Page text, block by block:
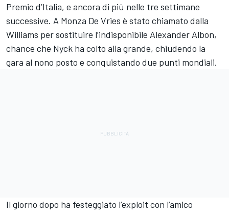
Premio d’Italia, e ancora di più nelle tre settimane
successive. A Monza De Vries è stato chiamato dalla
Williams per sostituire l’indisponibile Alexander Albon,
chance che Nyck ha colto alla grande, chiudendo la
gara al nono posto e conquistando due punti mondiali.
Il giorno dopo ha festeggiato l’exploit con l’amico